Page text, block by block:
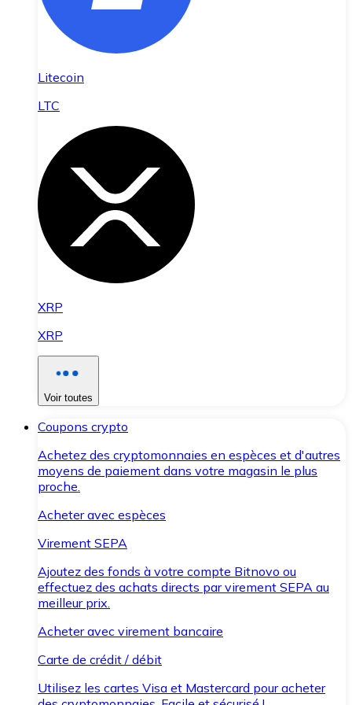
Litecoin
LTC
XRP
XRP
Voir toutes
Coupons crypto
Achetez des cryptomonnaies en espèces et d'autres
moyens de paiement dans votre magasin le plus
proche.
Acheter avec espèces
Virement SEPA
Ajoutez des fonds à votre compte Bitnovo ou
effectuez des achats directs par virement SEPA au
meilleur prix.
Acheter avec virement bancaire
Carte de crédit / débit
Utilisez les cartes Visa et Mastercard pour acheter